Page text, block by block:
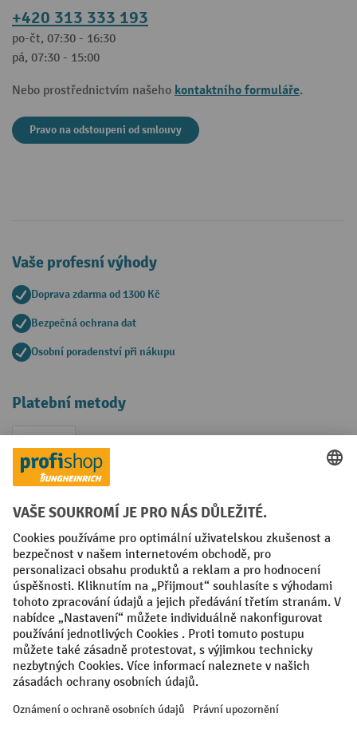
+420 313 333 193
po-čt, 07:30 - 16:30
pá, 07:30 - 15:00
Nebo prostřednictvím našeho kontaktního formuláře.
Pravo na odstoupeni od smlouvy
Vaše profesní výhody
Doprava zdarma od 1300 Kč
Bezpečná ochrana dat
Osobní poradenství při nákupu
Platební metody
Faktura
Sociální sítě
Facebook
YouTubeLinkedIn
VODP Otisk
Prohlášení o ochraně osobních údajů
Nastavení ochrany osobních údajů
All prices excl. VAT plusshipping costsand possible delivery charges,